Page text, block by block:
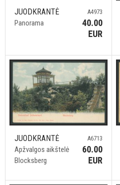
JUODKRANTĖ
Panorama
A4973
40.00
EUR
JUODKRANTĖ
Apžvalgos aikštelė
Blocksberg
A6713
60.00
EUR